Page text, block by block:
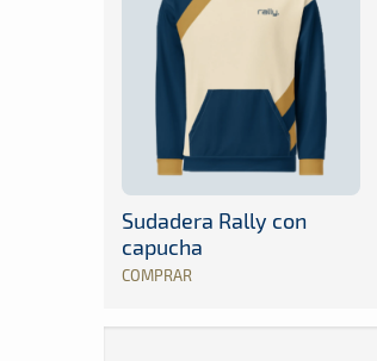
Sudadera Rally con
capucha
COMPRAR